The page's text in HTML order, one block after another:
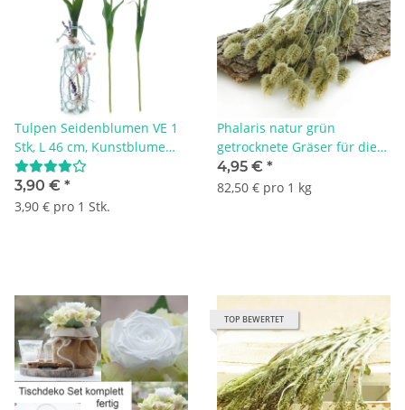
Tulpen Seidenblumen VE 1
Stk, L 46 cm, Kunstblume
von hoher Qualität, burgund
3,90 € *
3,90 € pro 1 Stk.
Phalaris natur grün
getrocknete Gräser für die
Trockenfloristik VE 1 Bund, L
ca.60 cm
4,95 € *
82,50 € pro 1 kg
TOP BEWERTET